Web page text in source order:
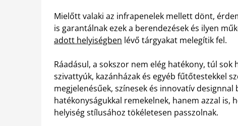
Mielőtt valaki az infrapenelek mellett dönt,
is garantálnak ezek a berendezések és ilyen
adott helyiségben lévő tárgyakat melegítik fel.
Ráadásul, a sokszor nem elég hatékony, túl
szivattyúk, kazánházak és egyéb fűtőtestekkel
megjelenésűek, színesek és innovatív
hatékonyságukkal remekelnek, hanem azzal
helyiség stílusához tökéletesen passzolnak.